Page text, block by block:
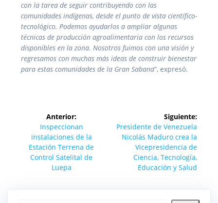
con la tarea de seguir contribuyendo con las
comunidades indígenas, desde el punto de vista científico-
tecnológico. Podemos ayudarlos a ampliar algunas
técnicas de producción agroalimentaria con los recursos
disponibles en la zona. Nosotros fuimos con una visión y
regresamos con muchas más ideas de construir bienestar
para estas comunidades de la Gran Sabana”, expresó.
Navegación
entradas
Anterior:
Entrada
anterior:
Inspeccionan
instalaciones de la
Estación Terrena de
Control Satelital de
Luepa
Siguiente:
Siguiente
entrada:
Presidente de Venezuela
Nicolás Maduro crea la
Vicepresidencia de
Ciencia, Tecnología,
Educación y Salud